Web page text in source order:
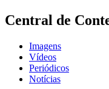
Central de
Imagens
Vídeos
Periódicos
Notícias